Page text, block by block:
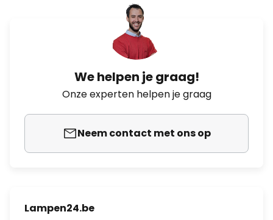
We helpen je graag!
Onze experten helpen je graag
Neem contact met ons op
Lampen24.be